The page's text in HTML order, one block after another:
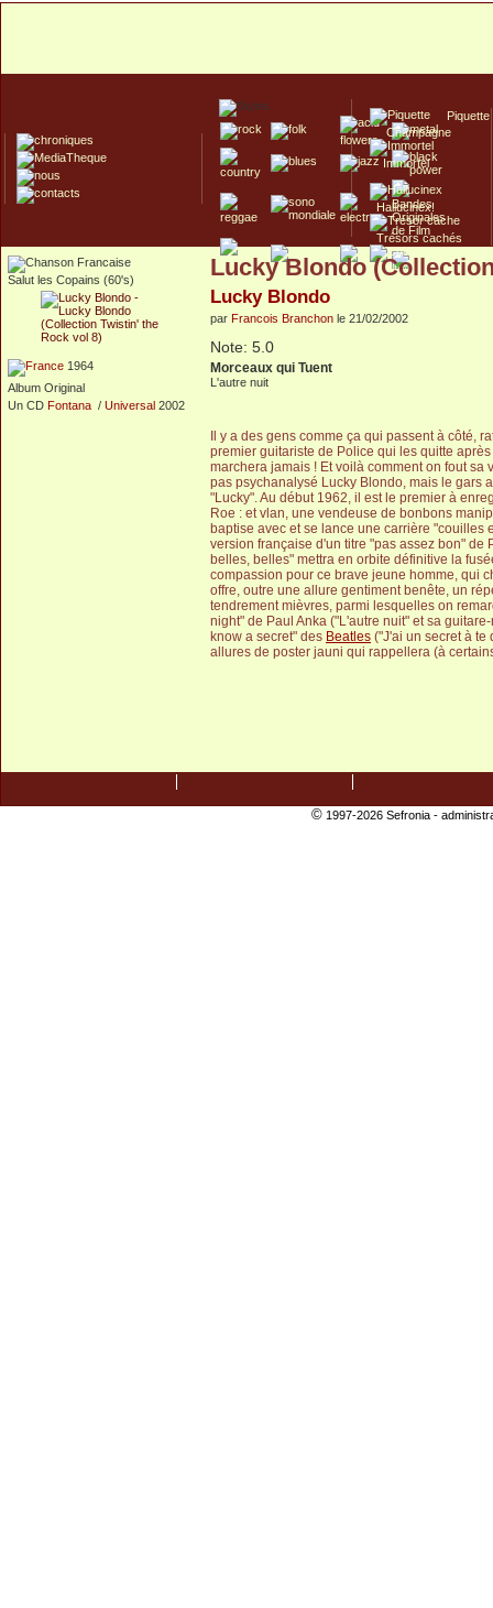
Piquette
Champagne
Immortel
Hallucinex!
Trésors cachés
Culte/Collector
Salut les Copains (60's)
1964
Album Original
Un CD Fontana / Universal 2002
Lucky Blondo
Lucky Blondo
par Francois Branchon le 21/02/2002
Note: 5.0
Morceaux qui Tuent
L'autre nuit
Il y a des gens comme ça qui passent à côté,
premier guitariste de Police qui les quitte
marchera jamais ! Et voilà comment on fout
pas psychanalysé Lucky Blondo, mais le gars
"Lucky". Au début 1962, il est le premier à
Roe : et vlan, une vendeuse de bonbons
baptise avec et se lance une carrière "couilles
version française d'un titre "pas assez bon"
belles, belles" mettra en orbite définitive la
compassion pour ce brave jeune homme, qui
offre, outre une allure gentiment benête, un
tendrement mièvres, parmi lesquelles on
night" de Paul Anka ("L'autre nuit" et sa
know a secret" des Beatles ("J'ai un secret à te
allures de poster jauni qui rappellera (à
©1997-2026 Sefronia -